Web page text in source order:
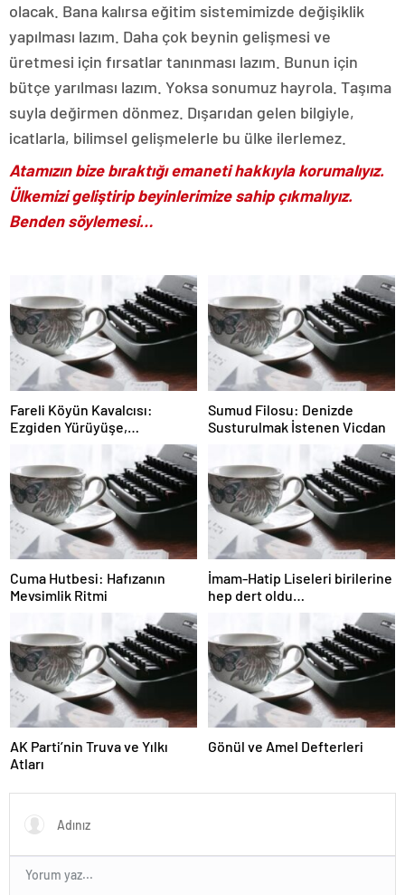
olacak. Bana kalırsa eğitim sistemimizde değişiklik
yapılması lazım. Daha çok beynin gelişmesi ve
üretmesi için fırsatlar tanınması lazım. Bunun için
bütçe yarılması lazım. Yoksa sonumuz hayrola. Taşıma
suyla değirmen dönmez. Dışarıdan gelen bilgiyle,
icatlarla, bilimsel gelişmelerle bu ülke ilerlemez.
Atamızın bize bıraktığı emaneti hakkıyla korumalıyız.
Ülkemizi geliştirip beyinlerimize sahip çıkmalıyız.
Benden söylemesi…
Fareli Köyün Kavalcısı:
Ezgiden Yürüyüşe,
Yürüyüşten Sessizliğe
Sumud Filosu: Denizde
Susturulmak İstenen Vicdan
Cuma Hutbesi: Hafızanın
Mevsimlik Ritmi
İmam-Hatip Liseleri birilerine
hep dert oldu…
AK Parti’nin Truva ve Yılkı
Atları
Gönül ve Amel Defterleri